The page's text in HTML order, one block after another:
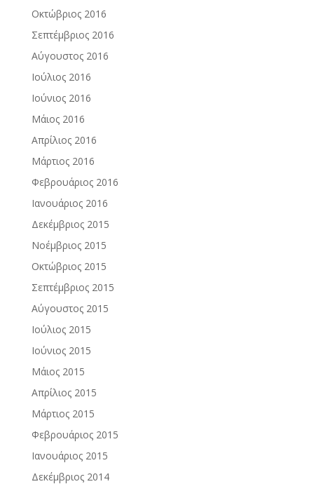
Οκτώβριος 2016
Σεπτέμβριος 2016
Αύγουστος 2016
Ιούλιος 2016
Ιούνιος 2016
Μάιος 2016
Απρίλιος 2016
Μάρτιος 2016
Φεβρουάριος 2016
Ιανουάριος 2016
Δεκέμβριος 2015
Νοέμβριος 2015
Οκτώβριος 2015
Σεπτέμβριος 2015
Αύγουστος 2015
Ιούλιος 2015
Ιούνιος 2015
Μάιος 2015
Απρίλιος 2015
Μάρτιος 2015
Φεβρουάριος 2015
Ιανουάριος 2015
Δεκέμβριος 2014